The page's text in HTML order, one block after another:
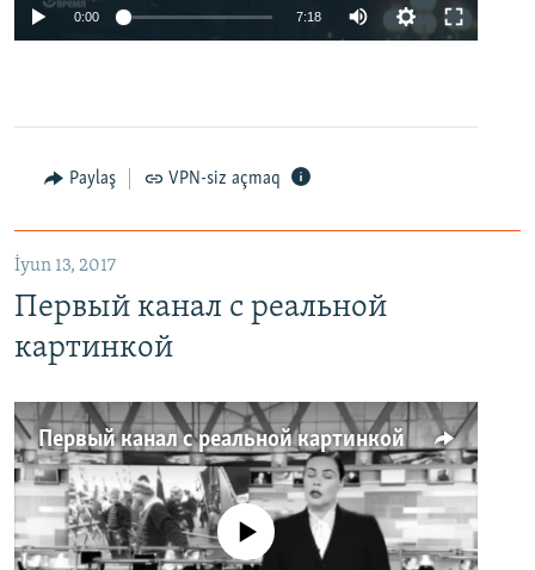
0:00 7:18
Paylaş VPN-siz açmaq
İyun 13, 2017
Первый канал с реальной
картинкой
Первый канал с реальной картинкой
No media source currently available